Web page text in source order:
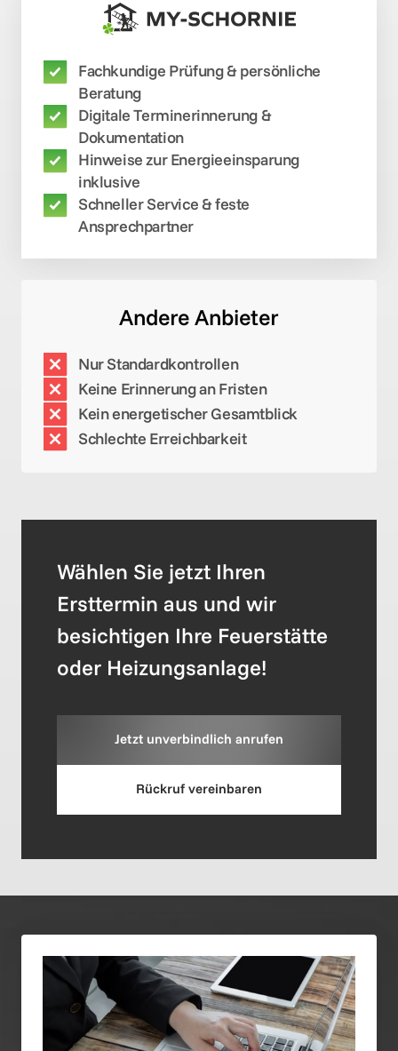
Fachkundige Prüfung & persönliche
Beratung
Digitale Terminerinnerung &
Dokumentation
Hinweise zur Energieeinsparung
inklusive
Schneller Service & feste
Andere Anbieter
Nur Standardkontrollen
Keine Erinnerung an Fristen
Schlechte Erreichbarkeit
Wählen Sie jetzt Ihren
Ersttermin aus und wir
besichtigen Ihre Feuerstätte
oder Heizungsanlage!
Jetzt unverbindlich anrufen
Rückruf vereinbaren